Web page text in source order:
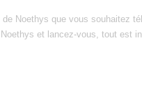
Noethys que vous souhaitez
et lancez-vous, tout est